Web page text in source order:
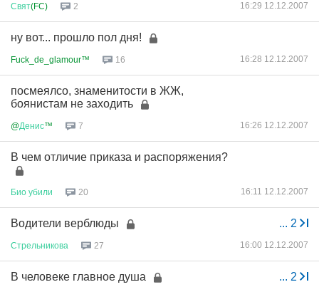
Свят(FC) 2 16:29 12.12.2007
ну вот... прошло пол дня!
Fuck_de_glamour™ 16 16:28 12.12.2007
посмеялсо, знаменитости в ЖЖ,
боянистам не заходить
@Денис™ 7 16:26 12.12.2007
В чем отличие приказа и распоряжения?
Био убили 20 16:11 12.12.2007
... 2
Водители верблюды
Стрельникова 27 16:00 12.12.2007
... 2
В человеке главное душа